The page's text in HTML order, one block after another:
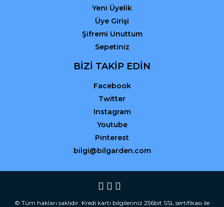
Yeni Üyelik
Üye Girişi
Şifremi Unuttum
Sepetiniz
BİZİ TAKİP EDİN
Facebook
Twitter
Instagram
Youtube
Pinterest
bilgi@bilgarden.com
© Tüm hakları saklıdır. Kredi kartı bilgileriniz 256bit SSL sertifikası ile